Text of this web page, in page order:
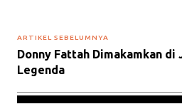
ARTIKEL SEBELUMNYA
Donny Fattah Dimakamkan di
Legenda